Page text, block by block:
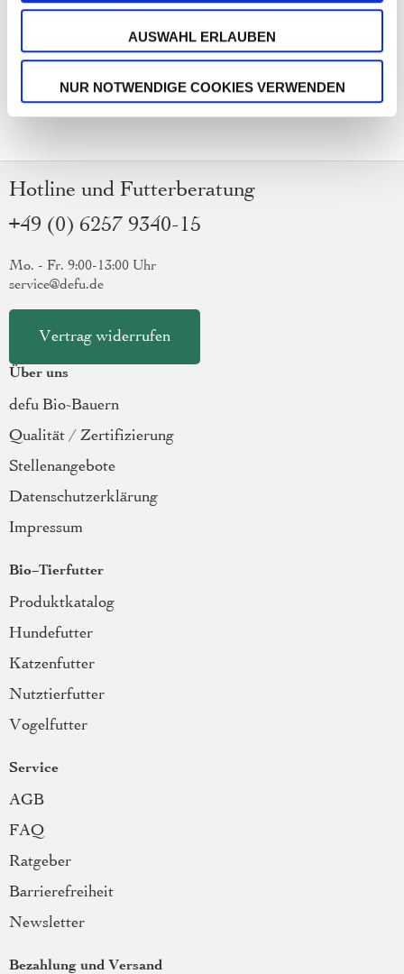
AUSWAHL ERLAUBEN
NUR NOTWENDIGE COOKIES VERWENDEN
Hotline und Futterberatung
+49 (0) 6257 9340-15
Mo. - Fr. 9:00-13:00 Uhr
service@defu.de
Vertrag widerrufen
Über uns
defu Bio-Bauern
Qualität / Zertifizierung
Stellenangebote
Datenschutzerklärung
Impressum
Bio-Tierfutter
Produktkatalog
Hundefutter
Katzenfutter
Nutztierfutter
Vogelfutter
Service
AGB
FAQ
Ratgeber
Barrierefreiheit
Newsletter
Bezahlung und Versand